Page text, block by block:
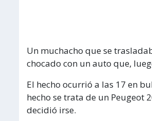
Un muchacho que se
chocado con un auto que,
El hecho ocurrió a las 17 en
hecho se trata de un Peugeot
decidió irse.